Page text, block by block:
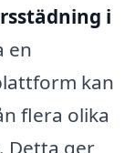
i
en
kan
flera olika